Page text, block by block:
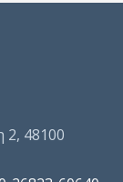
2, 48100